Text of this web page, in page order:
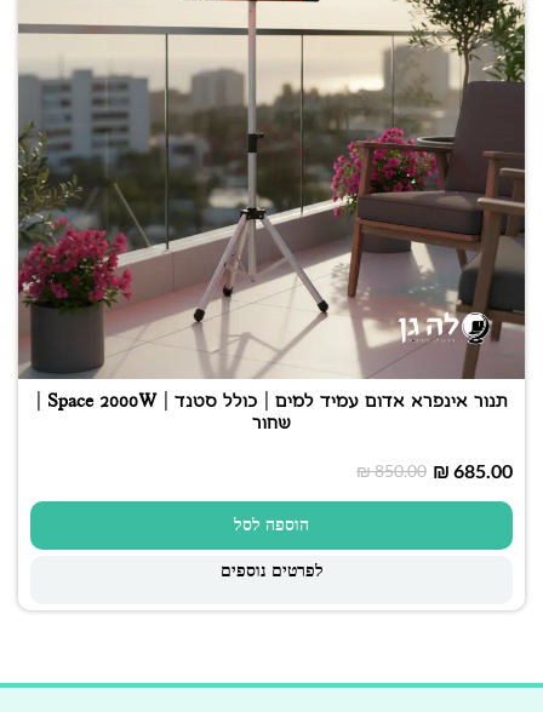
שחור
₪850.00 ₪ 685.00
הוספה לסל
לפרטים נוספים